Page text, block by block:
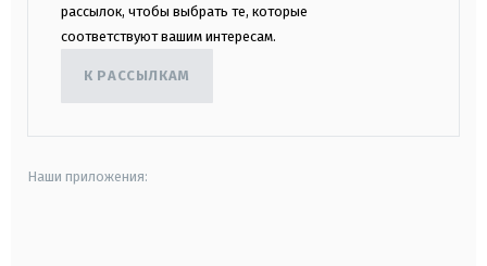
рассылок, чтобы выбрать те, которые
соответствуют вашим интересам.
К РАССЫЛКАМ
Наши приложения: